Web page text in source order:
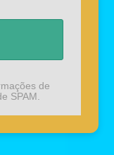
de
SPAM.